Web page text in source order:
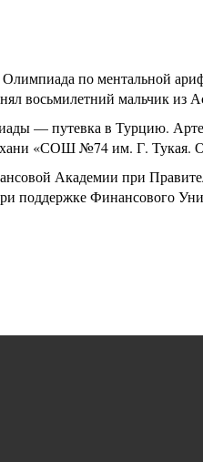
по ментальной
восьмилетний мальчик из
— путевка в Турцию.
«СОШ №74 им. Г. Тукая.
Академии при
поддержке Финансового